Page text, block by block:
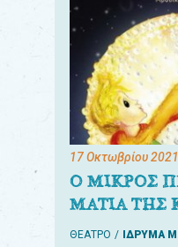
17 Οκτωβρίου 2021
Ο ΜΙΚΡΟΣ
ΜΑΤΙΑ ΤΗΣ
ΘΕΑΤΡΟ ΙΔΡΥΜΑ